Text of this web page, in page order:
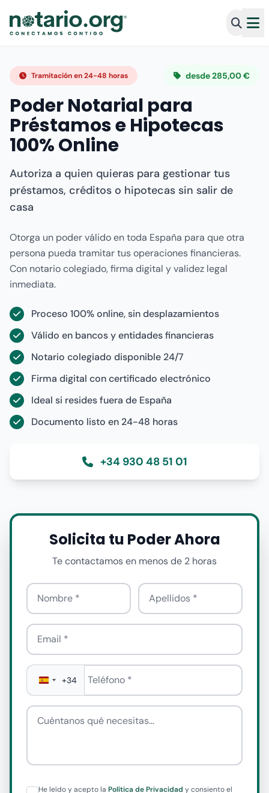
Tramitación en 24-48 horas desde 285,00 €
Poder Notarial para
Préstamos e Hipotecas
100% Online
Autoriza a quien quieras para gestionar tus
préstamos, créditos o hipotecas sin salir de
casa
Otorga un poder válido en toda España para que otra
persona pueda tramitar tus operaciones financieras.
Con notario colegiado, firma digital y validez legal
inmediata.
Proceso 100% online, sin desplazamientos
Válido en bancos y entidades financieras
Notario colegiado disponible 24/7
Firma digital con certificado electrónico
Ideal si resides fuera de España
Documento listo en 24-48 horas
+34 930 48 51 01
Solicita tu Poder Ahora
Te contactamos en menos de 2 horas
Nombre Apellido
Email
Teléfono
+34
Cuéntanos qué necesitas
He leído y acepto la Política de Privacidad y consiento el